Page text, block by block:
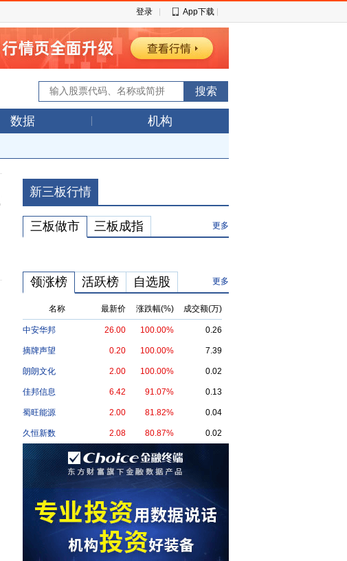
登录 App下载
数据 机构
新三板行情
三板做市 三板成指 更多
领涨榜 活跃榜 自选股 更多
名称 最新价 涨跌幅(%) 成交额(万)
中安华邦 26.00 100.00% 0.26
摘牌声望 0.20 100.00% 7.39
朗朗文化 2.00 100.00% 0.02
佳邦信息 6.42 91.07% 0.13
蜀旺能源 2.00 81.82% 0.04
久恒新数 2.08 80.87% 0.02